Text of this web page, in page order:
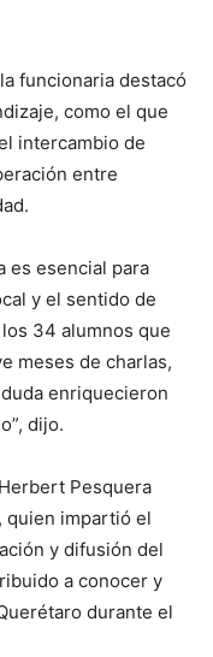
funcionaria destacó
como el que
intercambio de
entre
es esencial para
y el sentido de
34 alumnos que
meses de charlas,
enriquecieron
dijo.
Pesquera
quien impartió el
y difusión del
a conocer y
durante el